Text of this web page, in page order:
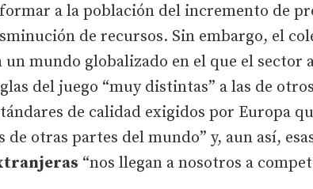
a la población del incremento de
de recursos. Sin embargo, el
un mundo globalizado en el que el sector
del juego “muy distintas” a las de
de calidad exigidos por Europa
de otras partes del mundo” y, aun así,
“nos llegan a nosotros a